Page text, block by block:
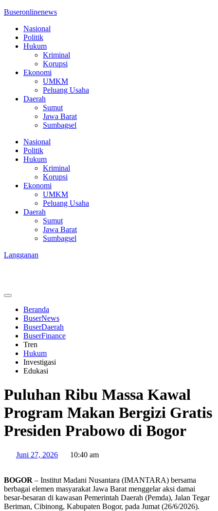
Buseronlinenews
Nasional
Politik
Hukum
Kriminal
Korupsi
Ekonomi
UMKM
Peluang Usaha
Daerah
Sumut
Jawa Barat
Sumbagsel
Nasional
Politik
Hukum
Kriminal
Korupsi
Ekonomi
UMKM
Peluang Usaha
Daerah
Sumut
Jawa Barat
Sumbagsel
Langganan
Beranda
BuserNews
BuserDaerah
BuserFinance
Tren
Hukum
Investigasi
Edukasi
Puluhan Ribu Massa Kawal
Program Makan Bergizi Gratis
Presiden Prabowo di Bogor
Juni 27, 2026 10:40 am
BOGOR – Institut Madani Nusantara (IMANTARA) bersama
berbagai elemen masyarakat Jawa Barat menggelar aksi damai
besar-besaran di kawasan Pemerintah Daerah (Pemda), Jalan Tegar
Beriman, Cibinong, Kabupaten Bogor, pada Jumat (26/6/2026).